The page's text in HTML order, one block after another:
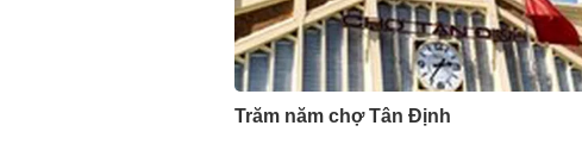
Trăm năm chợ Tân Định